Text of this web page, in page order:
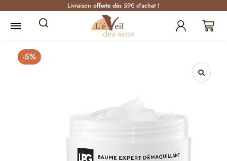
Livraison offerte dès 59€ d'achat !
-5%